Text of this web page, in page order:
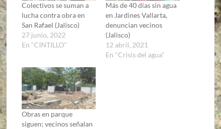
Colectivos se suman a
lucha contra obra en
San Rafael (Jalisco)
27 junio, 2022
En "CINTILLO"
Más de 40 días sin agua
en Jardines Vallarta,
denuncian vecinos
(Jalisco)
12 abril, 2021
En "Crisis del agua"
Obras en parque
siguen; vecinos señalan